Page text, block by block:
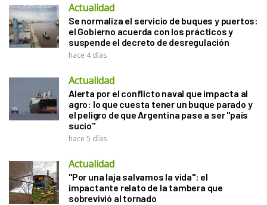
Actualidad
Se normaliza el servicio de buques y puertos:
el Gobierno acuerda con los prácticos y
suspende el decreto de desregulación
hace 4 días
Actualidad
Alerta por el conflicto naval que impacta al
agro: lo que cuesta tener un buque parado y
el peligro de que Argentina pase a ser "país
sucio"
hace 5 días
Actualidad
"Por una laja salvamos la vida": el
impactante relato de la tambera que
sobrevivió al tornado